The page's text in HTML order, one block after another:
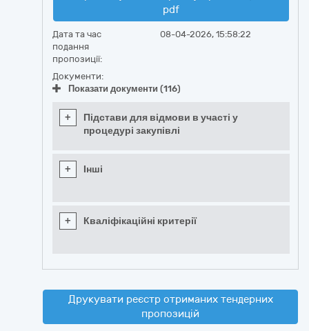
pdf
Дата та час
подання
пропозиції:
08-04-2026, 15:58:22
Документи:
Показати документи (116)
+
Підстави для відмови в участі у
процедурі закупівлі
+ Інші
+ Кваліфікаційні критерії
Друкувати реєстр отриманих тендерних
пропозицій